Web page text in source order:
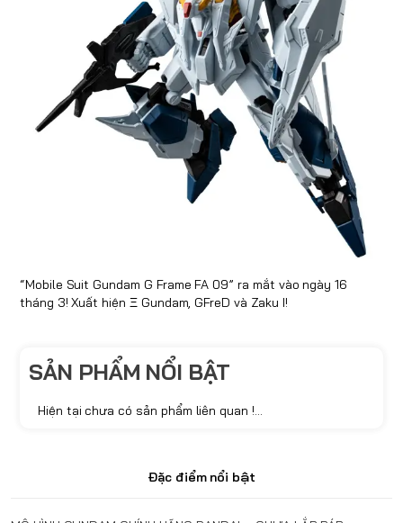
“Mobile Suit Gundam G Frame FA 09” ra mắt vào ngày 16
tháng 3! Xuất hiện Ξ Gundam, GFreD và Zaku I!
SẢN PHẨM NỔI BẬT
Hiện tại chưa có sản phẩm liên quan !...
Đặc điểm nổi bật